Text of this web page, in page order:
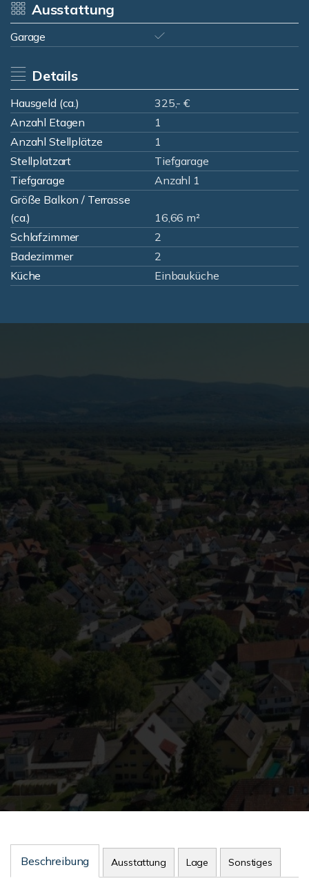
Ausstattung
Garage
Details
Hausgeld (ca.)
325,- €
Anzahl Etagen
1
Anzahl Stellplätze
1
Stellplatzart
Tiefgarage
Tiefgarage
Anzahl 1
Größe Balkon / Terrasse
(ca.)
16,66 m²
Schlafzimmer
2
Badezimmer
2
Küche
Einbauküche
Beschreibung Ausstattung Lage Sonstiges